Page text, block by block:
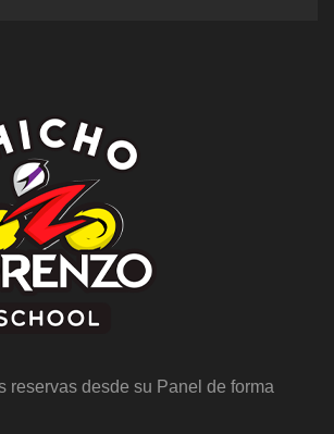
reservas desde su Panel de forma